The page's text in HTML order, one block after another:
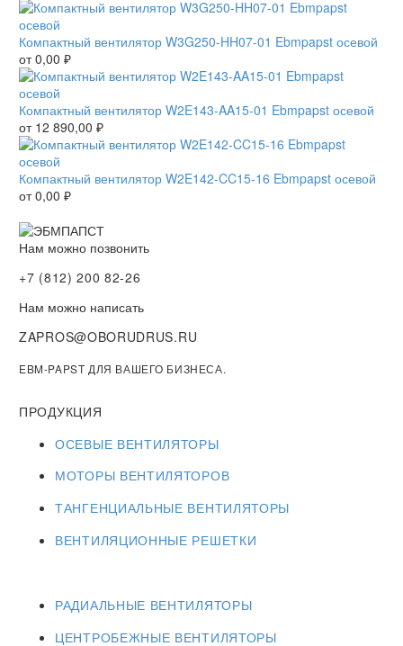
Компактный вентилятор W3G250-HH07-01 Ebmpapst осевой
от0,00 ₽
Компактный вентилятор W2E143-AA15-01 Ebmpapst осевой
от 12 890,00 ₽
Компактный вентилятор W2E142-CC15-16 Ebmpapst осевой
от0,00 ₽
Нам можно позвонить
+7 (812) 200 82-26
Нам можно написать
ZAPROS@OBORUDRUS.RU
EBM-PAPST ДЛЯ ВАШЕГО БИЗНЕСА.
ПРОДУКЦИЯ
ОСЕВЫЕ ВЕНТИЛЯТОРЫ
МОТОРЫ ВЕНТИЛЯТОРОВ
ТАНГЕНЦИАЛЬНЫЕ ВЕНТИЛЯТОРЫ
ВЕНТИЛЯЦИОННЫЕ РЕШЕТКИ
РАДИАЛЬНЫЕ ВЕНТИЛЯТОРЫ
ЦЕНТРОБЕЖНЫЕ ВЕНТИЛЯТОРЫ